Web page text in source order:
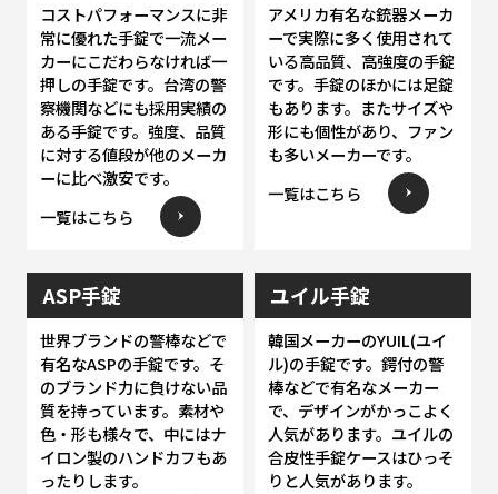
コストパフォーマンスに非
常に優れた手錠で一流メー
カーにこだわらなければ一
押しの手錠です。台湾の警
察機関などにも採用実績の
ある手錠です。強度、品質
に対する値段が他のメーカ
ーに比べ激安です。
一覧はこちら
アメリカ有名な銃器メーカ
ーで実際に多く使用されて
いる高品質、高強度の手錠
です。手錠のほかには足錠
もあります。またサイズや
形にも個性があり、ファン
も多いメーカーです。
一覧はこちら
ASP手錠
世界ブランドの警棒などで
有名なASPの手錠です。そ
のブランド力に負けない品
質を持っています。素材や
色・形も様々で、中にはナ
イロン製のハンドカフもあ
ったりします。
ユイル手錠
韓国メーカーのYUIL(ユイ
ル)の手錠です。鍔付の警
棒などで有名なメーカー
で、デザインがかっこよく
人気があります。ユイルの
合皮性手錠ケースはひっそ
りと人気があります。